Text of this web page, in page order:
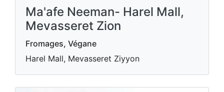
Ma'afe Neeman- Harel Mall,
Mevasseret Zion
Fromages, Végane
Harel Mall, Mevasseret Ziyyon